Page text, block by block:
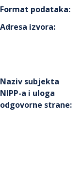
Format podataka:
Adresa izvora:
Naziv subjekta
NIPP-a i uloga
odgovorne strane: